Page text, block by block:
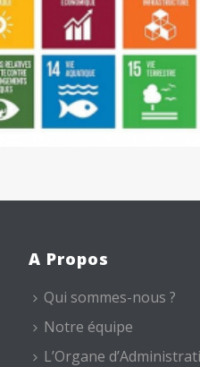
A Propos
Qui sommes-nous ?
Notre équipe
L’Organe